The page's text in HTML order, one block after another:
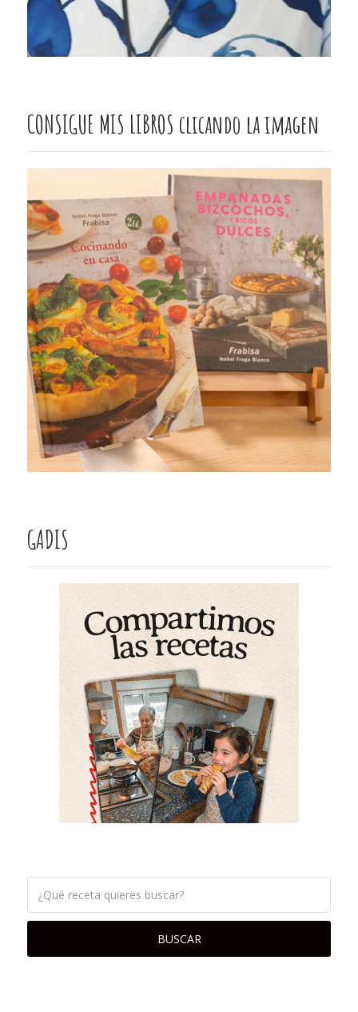
CONSIGUE MIS LIBROS clicando la imagen
GADIS